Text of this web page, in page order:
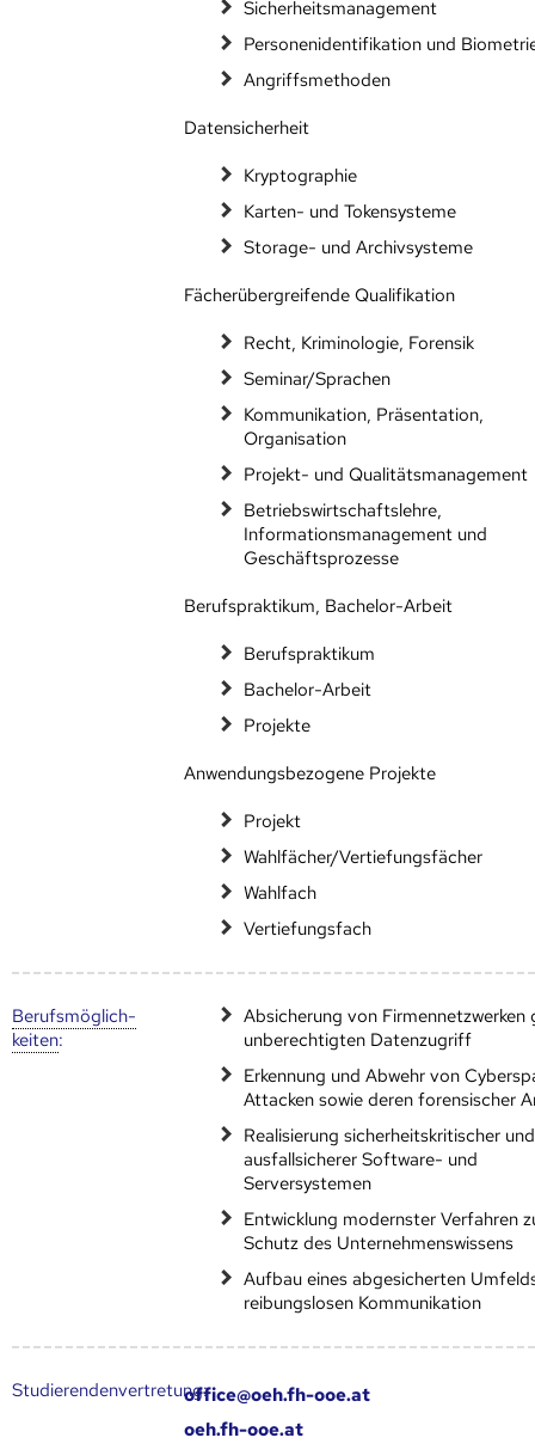
Sicherheitsmanagement
Personenidentifikation und
Angriffsmethoden
Datensicherheit
Kryptographie
Karten- und Tokensysteme
Storage- und Archivsysteme
Fächerübergreifende Qualifikation
Recht, Kriminologie, Forensik
Seminar/Sprachen
Kommunikation, Präsentation,
Organisation
Projekt- und Qualitätsmanagement
Betriebswirtschaftslehre,
Informationsmanagement und
Geschäftsprozesse
Berufspraktikum, Bachelor-Arbeit
Berufspraktikum
Bachelor-Arbeit
Projekte
Anwendungsbezogene Projekte
Projekt
Wahlfächer/Vertiefungsfächer
Wahlfach
Vertiefungsfach
Berufs­möglich­
keiten:
Absicherung von Firmennetzwerken
unberechtigten Datenzugriff
Erkennung und Abwehr von
Attacken sowie deren forensischer
Realisierung sicherheitskritischer und
ausfallsicherer Software- und
Serversystemen
Entwicklung modernster Verfahren
Schutz des Unternehmenswissens
Aufbau eines abgesicherten
reibungslosen Kommunikation
Studierendenvertretung:office@oeh.fh-ooe.at
oeh.fh-ooe.at